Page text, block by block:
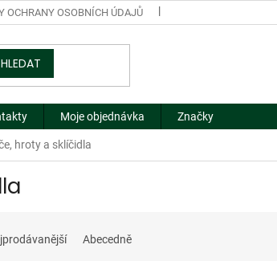
OCHRANY OSOBNÍCH ÚDAJŮ
HLEDAT
Moje objednávka Značky
hroty a sklíčidla
Abecedně